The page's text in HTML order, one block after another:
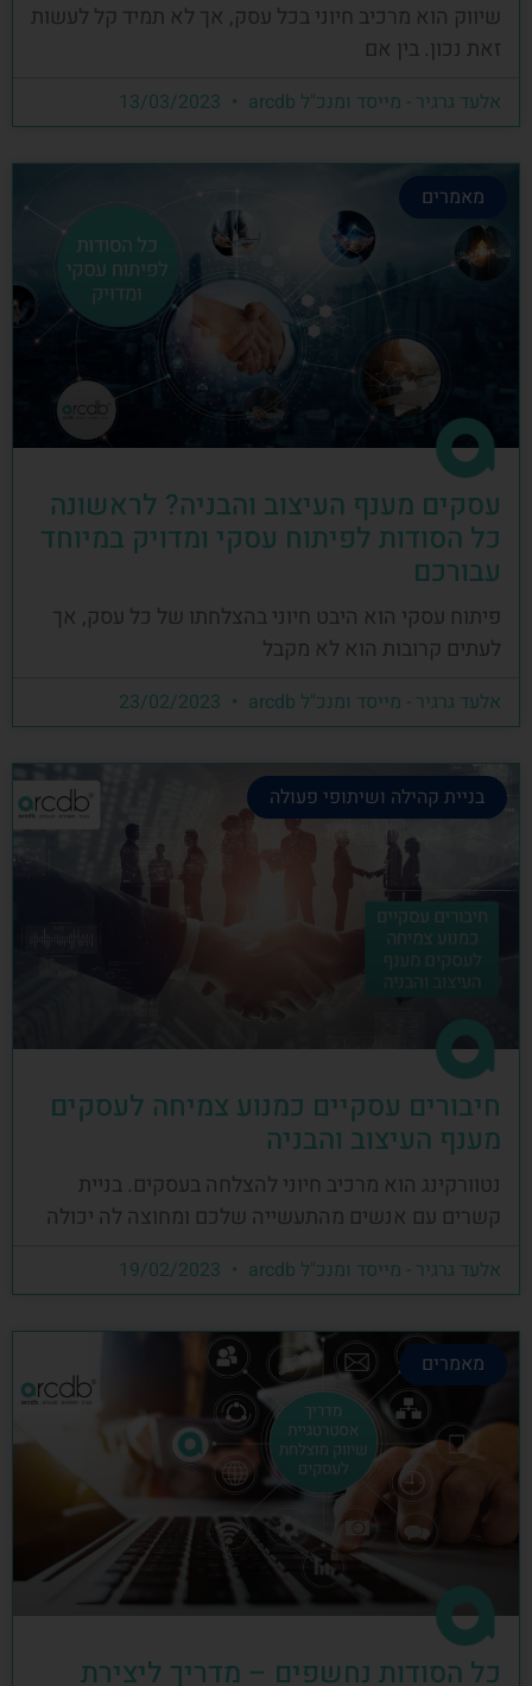
שיווק הוא מרכיב חיוני בכל עסק, אך לא תמיד קל לעשות
זאת נכון. בין אם
אלעד גרגיר - מייסד ומנכ"ל arcdb
מאמרים
עסקים מענף העיצוב והבניה? לראשונה
כל הסודות לפיתוח עסקי ומדויק במיוחד
עבורכם
פיתוח עסקי הוא היבט חיוני בהצלחתו של כל עסק, אך
לעתים קרובות הוא לא מקבל
אלעד גרגיר - מייסד ומנכ"ל arcdb
בניית קהילה ושיתופי פעולה
חיבורים עסקיים כמנוע צמיחה לעסקים
מענף העיצוב והבניה
נטוורקינג הוא מרכיב חיוני להצלחה בעסקים. בניית
קשרים עם אנשים מהתעשייה שלכם ומחוצה לה יכולה
אלעד גרגיר - מייסד ומנכ"ל arcdb
מאמרים
כל הסודות נחשפים – מדריך ליצירת